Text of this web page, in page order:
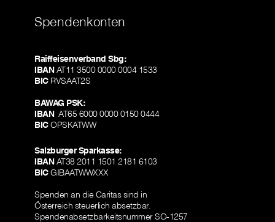
Spendenkonten
Raiffeisenverband Sbg:
IBANAT11 3500 0000 0004 1533
BICRVSAAT2S
BAWAG PSK:
IBANAT65 6000 0000 0150 0444
BICOPSKATWW
Salzburger Sparkasse:
IBANAT38 2011 1501 2181 6103
BICGIBAATWWXXX
Spenden an die Caritas sind in
Österreich steuerlich absetzbar.
Spendenabsetzbarkeitsnummer SO-1257